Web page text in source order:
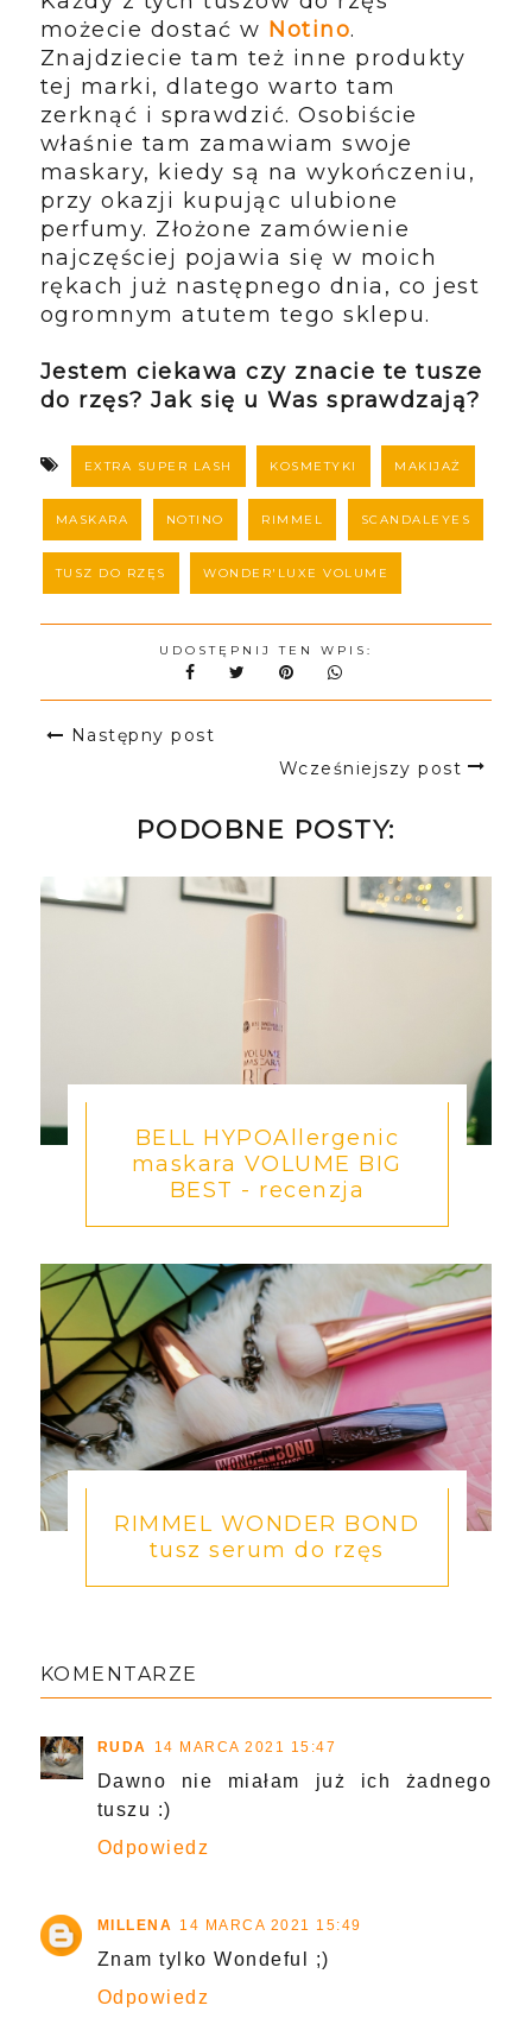
możecie dostać w Notino.
Znajdziecie tam też inne produkty
tej marki, dlatego warto tam
zerknąć i sprawdzić. Osobiście
właśnie tam zamawiam swoje
maskary, kiedy są na wykończeniu,
przy okazji kupując ulubione
perfumy. Złożone zamówienie
najczęściej pojawia się w moich
rękach już następnego dnia, co jest
ogromnym atutem tego sklepu.
Jestem ciekawa czy znacie te tusze
do rzęs? Jak się u Was sprawdzają?
EXTRA SUPER LASH KOSMETYKI MAKIJAŻ
MASKARA NOTINO RIMMEL SCANDALEYES
TUSZ DO RZĘS WONDER'LUXE VOLUME
UDOSTĘPNIJ TEN WPIS:
Następny post
Wcześniejszy post
PODOBNE POSTY:
BELL HYPOAllergenic
maskara VOLUME BIG
BEST - recenzja
RIMMEL WONDER BOND
tusz serum do rzęs
KOMENTARZE
RUDA 14 MARCA 2021 15:47
Dawno nie miałam już ich żadnego
tuszu :)
Odpowiedz
MILLENA 14 MARCA 2021 15:49
Znam tylko Wondeful ;)
Odpowiedz